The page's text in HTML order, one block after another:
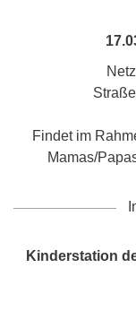
Findet im
Mamas/
Kinderstation